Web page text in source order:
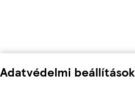
Adatvédelmi beállítások